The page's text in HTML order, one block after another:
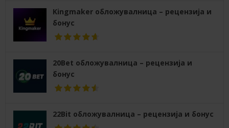
Kingmaker обложувалница – рецензија и
бонус
20Bet обложувалница – рецензија и
бонус
22Bit обложувалница – рецензија и бонус